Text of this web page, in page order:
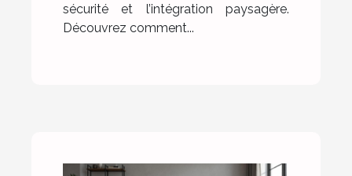
sécurité et l’intégration paysagère.
Découvrez comment...